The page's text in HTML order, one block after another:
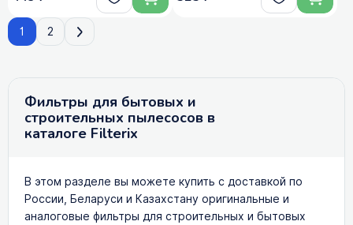
1 2
Фильтры для бытовых и
строительных пылесосов в
каталоге Filterix
В этом разделе вы можете купить с доставкой по
России, Беларуси и Казахстану оригинальные и
аналоговые фильтры для строительных и бытовых